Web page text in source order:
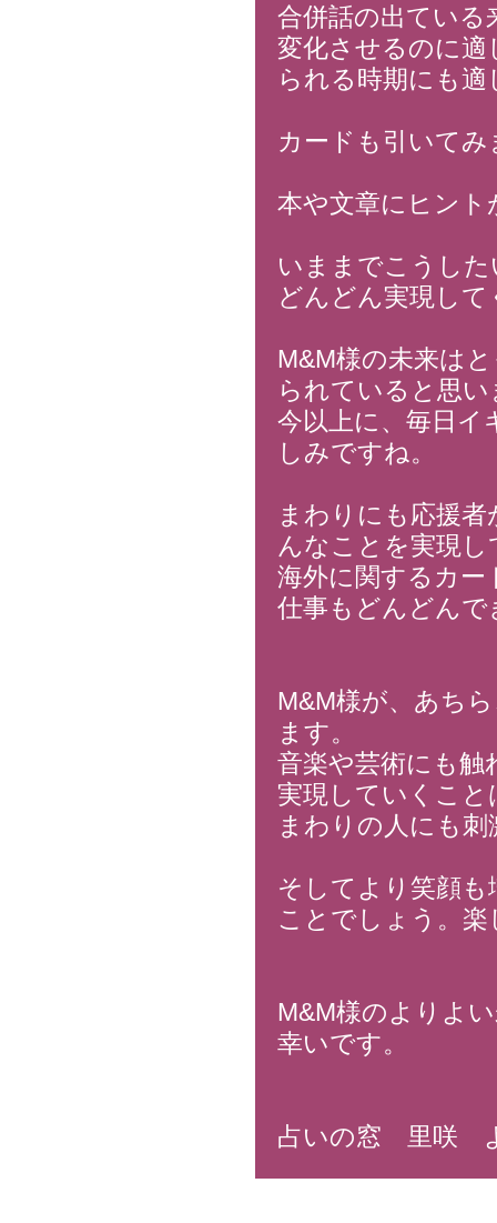
合併話の出ている
変化させるのに
られる時期にも
カードも引いてみ
本や文章にヒン
いままでこうし
どんどん実現し
M&M様の未来は
られていると思
今以上に、毎日
しみですね。
まわりにも応援
んなことを実現
海外に関するカ
仕事もどんどんで
M&M様が、あち
ます。
音楽や芸術にも触
実現していくこと
まわりの人にも
そしてより笑顔
ことでしょう。
M&M様のよりよ
幸いです。
占いの窓 里咲